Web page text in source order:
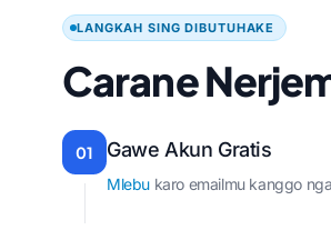
LANGKAH SING DIBUTUHAKE
Carane
01 Gawe Akun Gratis
Mlebu karo emailmu kanggo